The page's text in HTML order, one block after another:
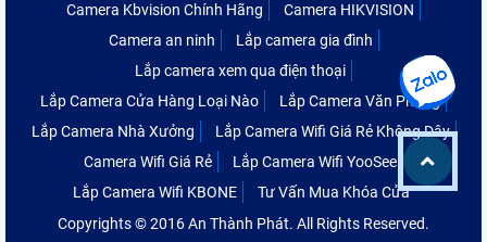
Camera Kbvision Chính Hãng
Camera HIKVISION
Camera an ninh
Lắp camera gia đình
Lắp camera xem qua điện thoại
Lắp Camera Cửa Hàng Loại Nào
Lắp Camera Văn Phòng
Lắp Camera Nhà Xưởng
Lắp Camera Wifi Giá Rẻ Không Dây
Camera Wifi Giá Rẻ
Lắp Camera Wifi YooSee
Lắp Camera Wifi KBONE
Tư Vấn Mua Khóa Cửa
Copyrights © 2016 An Thành Phát. All Rights Reserved.